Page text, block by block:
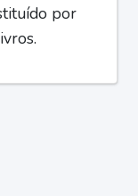
por